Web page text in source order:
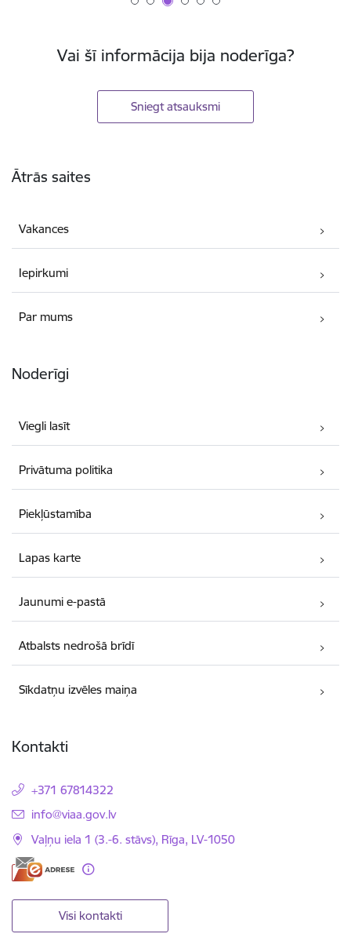
Vai šī informācija bija noderīga?
Sniegt atsauksmi
Ātrās saites
Vakances
Iepirkumi
Par mums
Noderīgi
Viegli lasīt
Privātuma politika
Piekļūstamība
Lapas karte
Jaunumi e-pastā
Atbalsts nedrošā brīdī
Sīkdatņu izvēles maiņa
Kontakti
+371 67814322
E-pasts:
info@viaa.gov.lv
Vaļņu iela 1 (3.-6. stāvs), Rīga, LV-1050
Visi kontakti